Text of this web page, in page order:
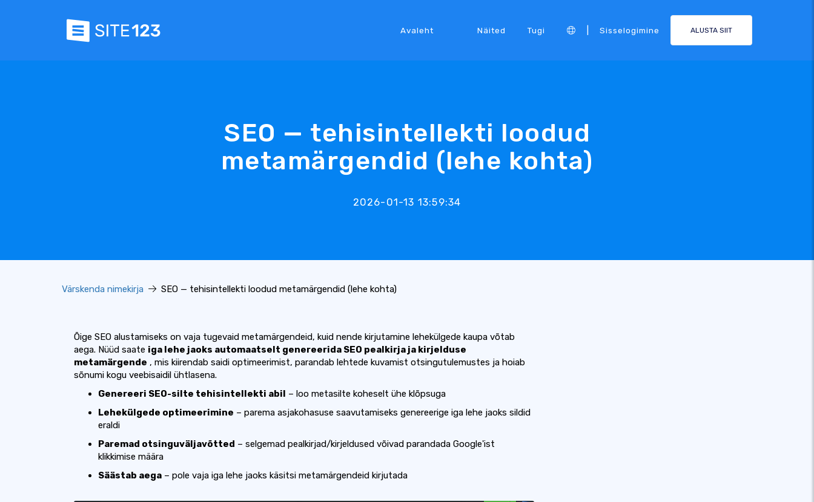
Avaleht Näited Tugi Sisselogimine ALUSTA SIIT
SEO — tehisintellekti loodud
metamärgendid (lehe kohta)
2026-01-13 13:59:34
Värskenda nimekirja SEO — tehisintellekti loodud metamärgendid (lehe kohta)
Õige SEO alustamiseks on vaja tugevaid metamärgendeid, kuid nende kirjutamine lehekülgede kaupa võtab
aega. Nüüd saate iga lehe jaoks automaatselt genereerida SEO pealkirja ja kirjelduse
metamärgende , mis kiirendab saidi optimeerimist, parandab lehtede kuvamist otsingutulemustes ja hoiab
sõnumi kogu veebisaidil ühtlasena.
Genereeri SEO-silte tehisintellekti abil – loo metasilte koheselt ühe klõpsuga
Lehekülgede optimeerimine – parema asjakohasuse saavutamiseks genereerige iga lehe jaoks sildid
eraldi
Paremad otsinguväljavõtted – selgemad pealkirjad/kirjeldused võivad parandada Google'ist
klikkimise määra
Säästab aega – pole vaja iga lehe jaoks käsitsi metamärgendeid kirjutada